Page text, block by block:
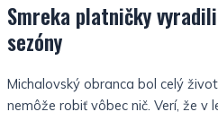
Smreka platničky
sezóny
Michalovský obranca bol celý
nemôže robiť vôbec nič. Verí, že v